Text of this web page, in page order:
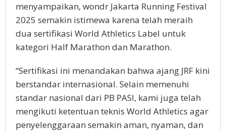
menyampaikan, wondr Jakarta Running Festival
2025 semakin istimewa karena telah meraih
dua sertifikasi World Athletics Label untuk
kategori Half Marathon dan Marathon.
“Sertifikasi ini menandakan bahwa ajang JRF kini
berstandar internasional. Selain memenuhi
standar nasional dari PB PASI, kami juga telah
mengikuti ketentuan teknis World Athletics agar
penyelenggaraan semakin aman, nyaman, dan